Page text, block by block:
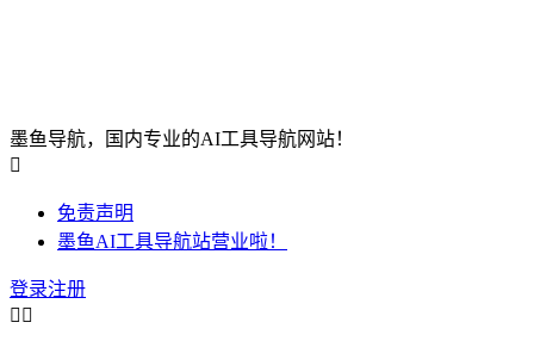
墨鱼导航，国内专业的AI工具导航网站！

免责声明
墨鱼AI工具导航站营业啦！
登录注册
 